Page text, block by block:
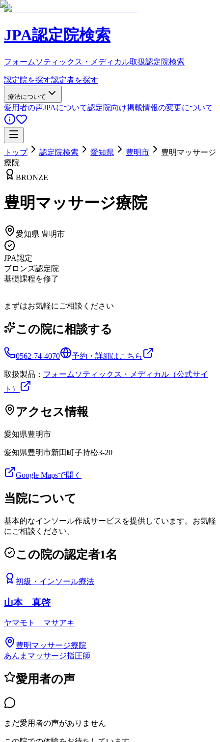
JPA認定院検索
フォームソティックス・メディカル取扱認定院検索
認定院を探す認定者を探す
療法について
愛用者の声JPAについて認定院向け掲載情報の変更について
トップ 認定院検索 愛知県 豊明市
豊明マッサージ
療院
BRONZE
豊明マッサージ療院
愛知県 豊明市
JPA認定
ブロンズ認定院
基礎課程を修了
まずはお気軽にご相談ください
この院に相談する
0562-74-4070 予約・詳細はこちら
取扱製品： フォームソティックス・メディカル（公式サイ
ト）
アクセス情報
愛知県豊明市
愛知県豊明市新田町子持松3-20
Google Mapsで開く
当院について
基本的なインソール作成サービスを提供しています。お気軽
にご相談ください。
この院の認定者1名
初級 ・ インソール療法
山本 真啓
ヤマモト マサアキ
豊明マッサージ療院
あんまマッサージ指圧師
愛用者の声
まだ愛用者の声がありません